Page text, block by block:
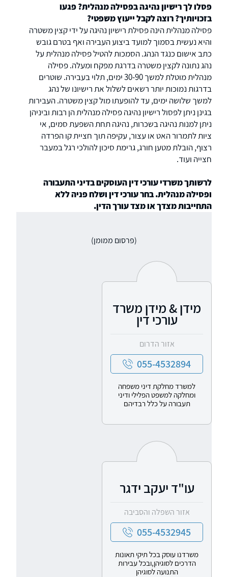
פסלו לך רישיון נהיגה בפסילה מנהלית? פגעו
בזכויותיך? רוצה לקבל ייעוץ משפטי?
פסילה מנהלית הינה פסילת רישיון נהיגה על ידי קצין משטרה
והיא נעשית בסמוך למועד ביצוע העבירה ואף בטרם גובש
כתב אישום כנגד הנהג. הסמכות להטיל פסילה מנהלית על
נהג נתונה לקצין משטרה בדרגת מפקח ומעלה. פסילה
מנהלית מוטלת למשך 30-90 ימים, תלוי בעבירה. שוטרים
בדרגות נמוכות יותר רשאים לשלול את רישיונו של נהג
למשך שלושה ימים, עד להופעתו מול קצין משטרה. העבירות
בגינן ניתן לפסול רישיון נהיגה פסילה מנהלית הן רבות וביניהן
ניתן למנות נהיגה בשכרות, נהיגה תחת השפעת סמים, אי
ציות לתמרור האט או עצור, עקיפה תוך חציית קו הפרדה
רצוף, הובלת מטען חורג, גרימת סיכון להולכי רגל במעבר
חצייה ועוד.
לרשותך משרדי עורכי דין העוסקים בדיני התעבורה
ופסילה מנהלית. בחר עורכי דין ושלח פניה ללא
התחייבות מצדך או מצד עורך הדין.
(פרסום ממומן)
מידן & מידן משרד
עורכי דין
אזור הדרום
055-4532894
למשרד מחלקת דיני משפחה
ומחלקה למשפט הפלילי ודיני
תעבורה על כלל רבדיהם
עו"ד יעקב ידגר
אזור השפלה והסביבה
055-4532945
משרדנו עוסק בכל תיקי תאונות
הדרכים לסוגיהן,ובכל עבירות
התנועה לסוגיהן